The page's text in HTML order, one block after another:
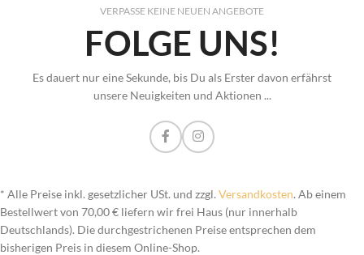
VERPASSE KEINE NEUEN ANGEBOTE
FOLGE UNS!
Es dauert nur eine Sekunde, bis Du als Erster davon erfährst
unsere Neuigkeiten und Aktionen ...
* Alle Preise inkl. gesetzlicher USt. und zzgl. Versandkosten. Ab einem
Bestellwert von 70,00 € liefern wir frei Haus (nur innerhalb
Deutschlands). Die durchgestrichenen Preise entsprechen dem
bisherigen Preis in diesem Online-Shop.